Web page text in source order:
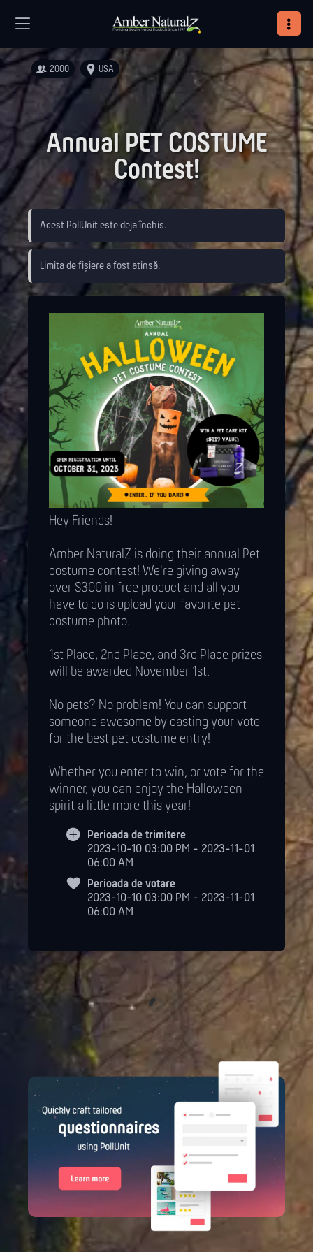
2000 USA
Annual PET COSTUME
Contest!
Acest PollUnit este deja închis.
Limita de fișiere a fost atinsă.
Hey Friends!
Amber NaturalZ is doing their annual Pet
costume contest! We're giving away
over $300 in free product and all you
have to do is upload your favorite pet
costume photo.
1st Place, 2nd Place, and 3rd Place prizes
will be awarded November 1st.
No pets? No problem! You can support
someone awesome by casting your vote
for the best pet costume entry!
Whether you enter to win, or vote for the
winner, you can enjoy the Halloween
spirit a little more this year!
Perioada de trimitere
2023-10-10 03:00 PM - 2023-11-01
06:00 AM
Perioada de votare
2023-10-10 03:00 PM - 2023-11-01
06:00 AM